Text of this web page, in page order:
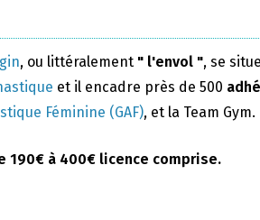
, ou littéralement " l'envol ", se
et il encadre près de 500
Féminine (GAF), et la Team Gym.
190€ à 400€ licence comprise.